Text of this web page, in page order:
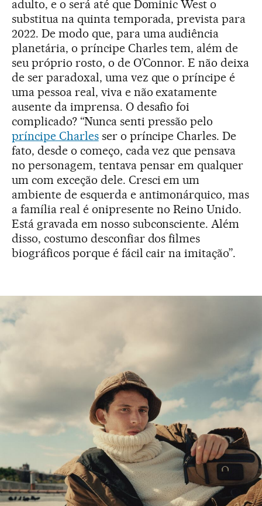
adulto, e o será até que Dominic West o
substitua na quinta temporada, prevista para
2022. De modo que, para uma audiência
planetária, o príncipe Charles tem, além de
seu próprio rosto, o de O’Connor. E não deixa
de ser paradoxal, uma vez que o príncipe é
uma pessoa real, viva e não exatamente
ausente da imprensa. O desafio foi
complicado? “Nunca senti pressão pelo
príncipe Charlesser o príncipe Charles. De
fato, desde o começo, cada vez que pensava
no personagem, tentava pensar em qualquer
um com exceção dele. Cresci em um
ambiente de esquerda e antimonárquico, mas
a família real é onipresente no Reino Unido.
Está gravada em nosso subconsciente. Além
disso, costumo desconfiar dos filmes
biográficos porque é fácil cair na imitação”.